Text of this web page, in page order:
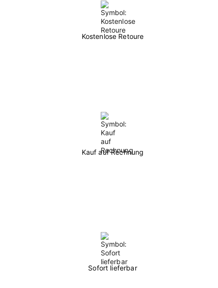
Kostenlose Retoure
Kauf auf Rechnung
Sofort lieferbar